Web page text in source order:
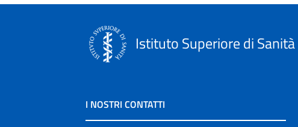
Istituto Superiore di Sanità
I NOSTRI CONTATTI